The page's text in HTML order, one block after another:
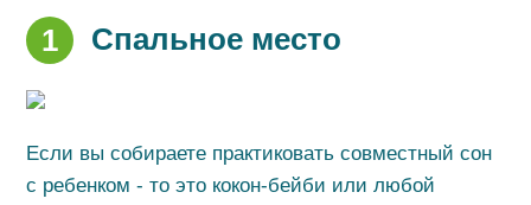
1 Спальное место
Если вы собираете практиковать совместный сон
с ребенком - то это кокон-бейби или любой